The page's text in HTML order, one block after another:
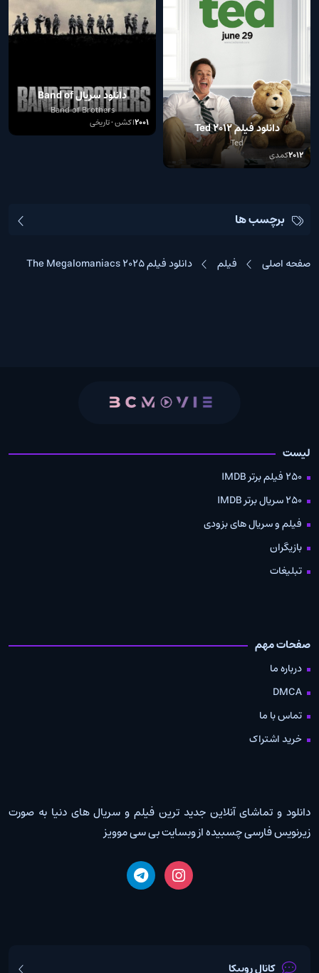
دانلود فیلم Ted 2012
Ted
2012کمدی
دانلود سریال Band of
Brothers 2001
Band of Brothers
2001اکشن • تاریخی
برچسب ها
صفحه اصلی فیلم دانلود فیلم The Megalomaniacs 2025
لیست
250 فیلم برتر IMDB
250 سریال برتر IMDB
فیلم و سریال های بزودی
بازیگران
تبلیغات
صفحات مهم
درباره ما
DMCA
تماس با ما
خرید اشتراک
دانلود و تماشای آنلاین جدید ترین فیلم و سریال های دنیا به صورت
زیرنویس فارسی چسبیده از وبسایت بی سی موویز
کانال روبیکا